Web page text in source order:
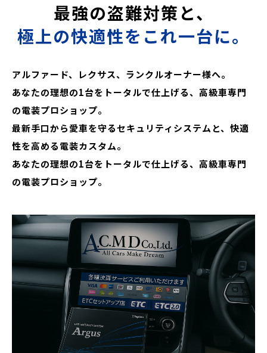
最強の盗難対策と、
極上の快適性をこれ一台に。
アルファード、レクサス、ランクルオーナー様へ。
あなたの理想の1台をトータルで仕上げる、高級車専門
の電装プロショップ。
最新手口から愛車を守るセキュリティシステムと、快適
性を高める電装カスタム。
あなたの理想の1台をトータルで仕上げる、高級車専門
の電装プロショップ。